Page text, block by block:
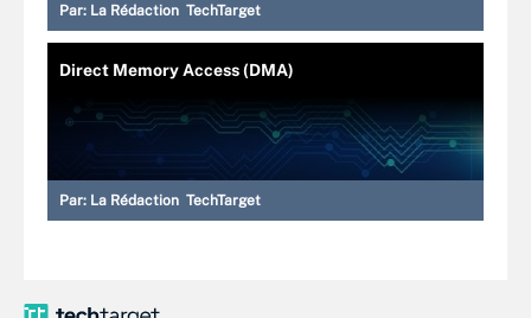
Par: La Rédaction TechTarget
Direct Memory Access (DMA)
Par: La Rédaction TechTarget